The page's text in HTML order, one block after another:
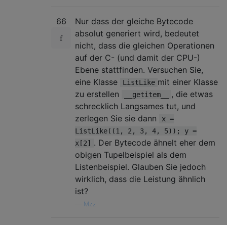
19 RETURN_VALUE
66
Nur dass der gleiche Bytecode
absolut generiert wird, bedeutet
nicht, dass die gleichen Operationen
auf der C- (und damit der CPU-)
Ebene stattfinden. Versuchen Sie,
eine Klasse
ListLike mit einer Klasse
zu erstellen
__getitem__
, die etwas
schrecklich Langsames tut, und
zerlegen Sie sie dann
x =
ListLike((1, 2, 3, 4, 5)); y =
x[2] . Der Bytecode ähnelt eher dem
obigen Tupelbeispiel als dem
Listenbeispiel. Glauben Sie jedoch
wirklich, dass die Leistung ähnlich
ist?
Mzz